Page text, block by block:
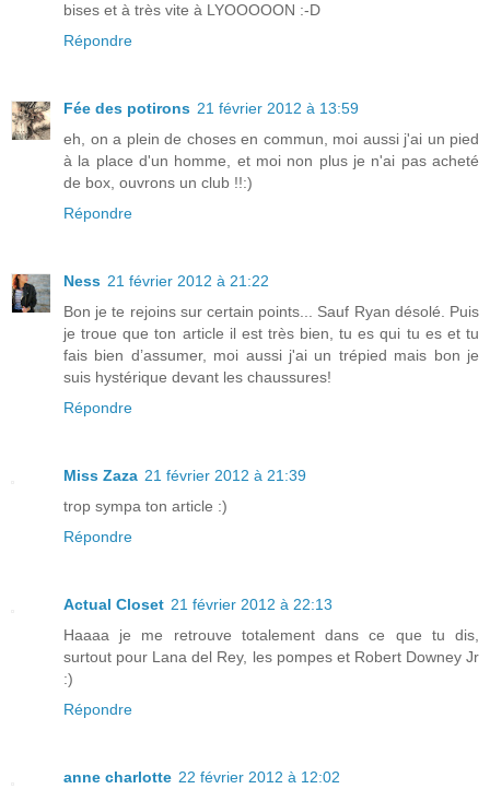
bises et à très vite à LYOOOOON :-D
Répondre
Fée des potirons 21 février 2012 à 13:59
eh, on a plein de choses en commun, moi aussi j'ai un pied
à la place d'un homme, et moi non plus je n'ai pas acheté
de box, ouvrons un club !!:)
Répondre
Ness 21 février 2012 à 21:22
Bon je te rejoins sur certain points... Sauf Ryan désolé. Puis
je troue que ton article il est très bien, tu es qui tu es et tu
fais bien d’assumer, moi aussi j'ai un trépied mais bon je
suis hystérique devant les chaussures!
Répondre
Miss Zaza 21 février 2012 à 21:39
trop sympa ton article :)
Répondre
Actual Closet 21 février 2012 à 22:13
Haaaa je me retrouve totalement dans ce que tu dis,
surtout pour Lana del Rey, les pompes et Robert Downey Jr
:)
Répondre
anne charlotte 22 février 2012 à 12:02